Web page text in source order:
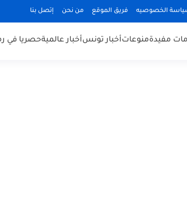
الخصوصيه فريق الموقع من نحن إتصل بنا
مفيدةمنوعاتأخبار تونسأخبار عالميةحصريا في